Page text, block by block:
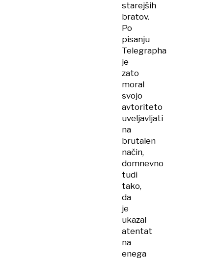
starejših
bratov.
Po
pisanju
Telegrapha
je
zato
moral
svojo
avtoriteto
uveljavljati
na
brutalen
način,
domnevno
tudi
tako,
da
je
ukazal
atentat
na
enega